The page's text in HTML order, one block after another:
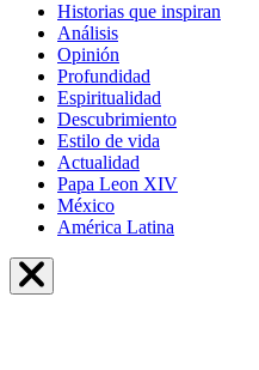
Historias que inspiran
Análisis
Opinión
Profundidad
Espiritualidad
Descubrimiento
Estilo de vida
Actualidad
Papa Leon XIV
México
América Latina